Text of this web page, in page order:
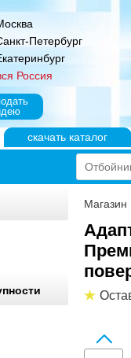
Петербург
Россия
скачать каталог
Магазин